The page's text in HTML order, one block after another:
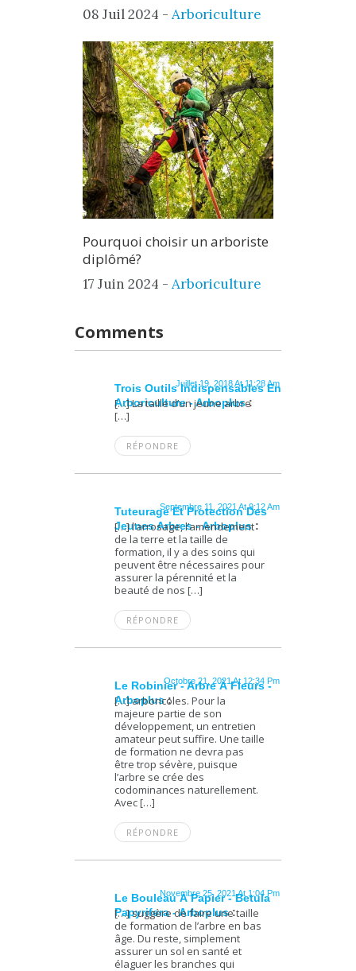
08 Juil 2024 - Arboriculture
Pourquoi choisir un arboriste
diplômé?
17 Juin 2024 - Arboriculture
Comments
Trois Outils Indispensables En
Arboriculture - Arboplus:
Juillet 19, 2018 At 11:28 Am
[…] La taille d’un jeune arbre
[…]
RÉPONDRE
Tuteurage Et Protection Des
Jeunes Arbres - Arboplus:
Septembre 11, 2021 At 9:12 Am
[…] l’arrosage, l’amendement
de la terre et la taille de
formation, il y a des soins qui
peuvent être nécessaires pour
assurer la pérennité et la
beauté de nos […]
RÉPONDRE
Le Robinier - Arbre À Fleurs -
Arboplus:
Octobre 21, 2021 At 12:34 Pm
[…] arboricoles. Pour la
majeure partie de son
développement, un entretien
amateur peut suffire. Une taille
de formation ne devra pas
être trop sévère, puisque
l’arbre se crée des
codominances naturellement.
Avec […]
RÉPONDRE
Le Bouleau À Papier - Betula
Papyrifera - Arboplus:
Novembre 25, 2021 At 1:04 Pm
[…] suggère de faire une taille
de formation de l’arbre en bas
âge. Du reste, simplement
assurer un sol en santé et
élaguer les branches qui